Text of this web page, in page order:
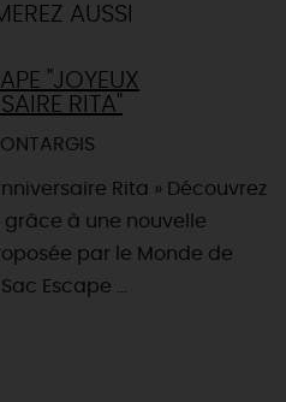
AUSSI
"JOYEUX
RITA"
Rita » Découvrez
grâce à une nouvelle
par le Monde de
Escape ...